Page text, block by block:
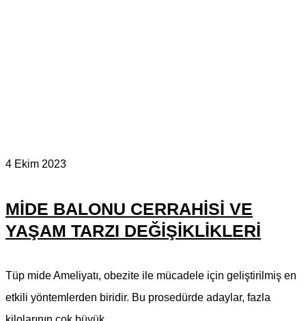
4 Ekim 2023
MIDE BALONU CERRAHISI VE
YAŞAM TARZI DEĞIŞIKLIKLERI
Tüp mide Ameliyatı, obezite ile mücadele için geliştirilmiş en
etkili yöntemlerden biridir. Bu prosedürde adaylar, fazla